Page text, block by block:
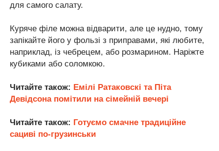
для самого салату.
Куряче філе можна відварити, але це нудно, тому
запікайте його у фользі з приправами, які любите,
наприклад, із чебрецем, або розмарином. Наріжте
кубиками або соломкою.
Читайте також: Емілі Ратаковскі та Піта
Девідсона помітили на сімейній вечері
Читайте також: Готуємо смачне традиційне
сациві по-грузинськи